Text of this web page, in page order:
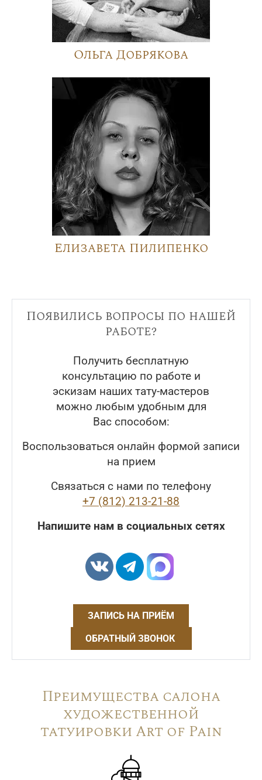
Ольга Добрякова
Елизавета Пилипенко
Появились вопросы по нашей
работе?
Получить бесплатную
консультацию по работе и
эскизам наших тату-мастеров
можно любым удобным для
Вас способом:
Воспользоваться онлайн формой записи
на прием
Связаться с нами по телефону
+7 (812) 213-21-88
Напишите нам в социальных сетях
ЗАПИСЬ НА ПРИЁМ
ОБРАТНЫЙ ЗВОНОК
Преимущества салона
художественной
татуировки Art of Pain